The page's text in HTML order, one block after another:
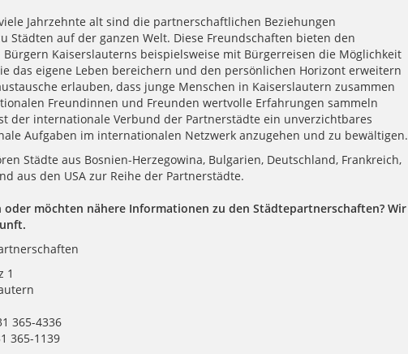
Jahrzehnte alt sind die partnerschaftlichen Beziehungen
Städten auf der ganzen Welt. Diese Freundschaften bieten den
Kaiserslauterns beispielsweise mit Bürgerreisen die Möglichkeit
das eigene Leben bereichern und den persönlichen Horizont erweitern
erlauben, dass junge Menschen in Kaiserslautern zusammen
Freundinnen und Freunden wertvolle Erfahrungen sammeln
der internationale Verbund der Partnerstädte ein unverzichtbares
Aufgaben im internationalen Netzwerk anzugehen und zu bewältigen.
Städte aus Bosnien-Herzegowina, Bulgarien, Deutschland, Frankreich,
aus den USA zur Reihe der Partnerstädte.
oder möchten nähere Informationen zu den Städtepartnerschaften? Wir
1
365-4336
365-1139